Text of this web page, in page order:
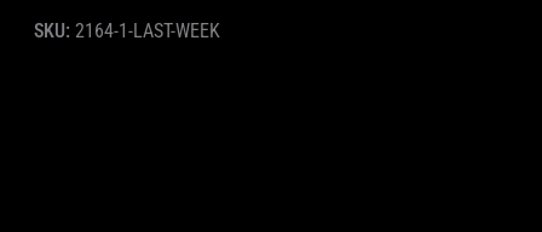
SKU:2164-1-LAST-WEEK